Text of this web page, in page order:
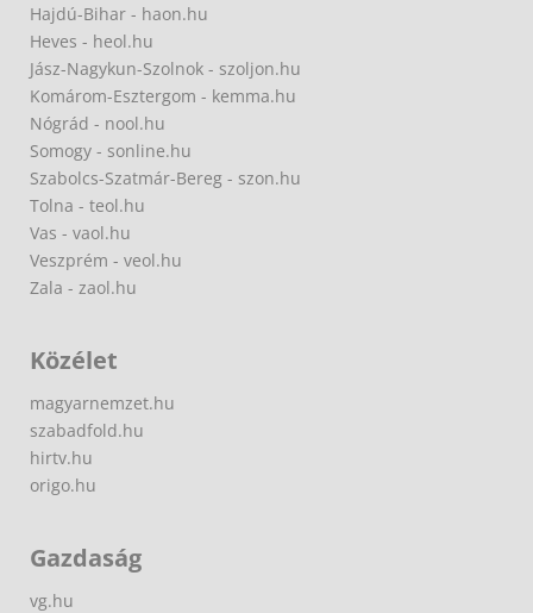
Hajdú-Bihar - haon.hu
Heves - heol.hu
Jász-Nagykun-Szolnok - szoljon.hu
Komárom-Esztergom - kemma.hu
Nógrád - nool.hu
Somogy - sonline.hu
Szabolcs-Szatmár-Bereg - szon.hu
Tolna - teol.hu
Vas - vaol.hu
Veszprém - veol.hu
Zala - zaol.hu
Közélet
magyarnemzet.hu
szabadfold.hu
hirtv.hu
origo.hu
Gazdaság
vg.hu